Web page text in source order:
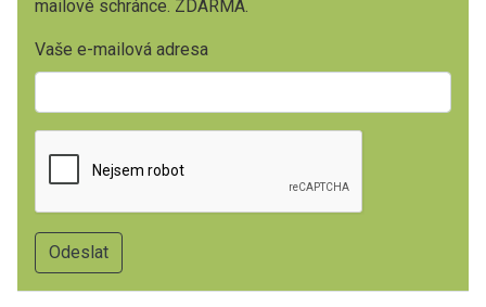
mailové schránce. ZDARMA.
Vaše e-mailová adresa